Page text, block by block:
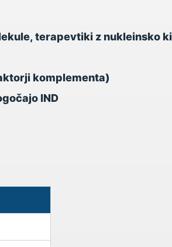
terapevtiki z nukleinsko
komplementa)
IND